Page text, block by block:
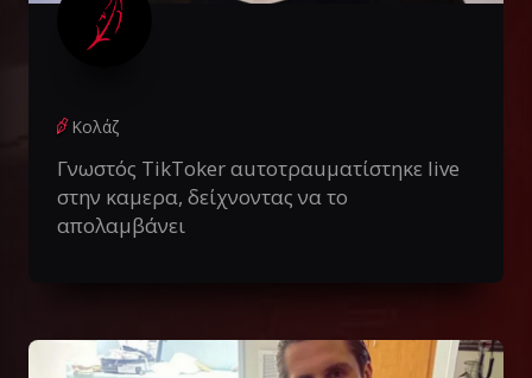
Κολάζ
Γνωστός TikToker αuτοτραuματίστηκε live
στην καμερα, δείχνοντας να το
απολαμβάνει